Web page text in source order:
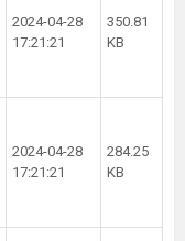
2024-04-28
17:21:21
350.81
KB
2024-04-28
17:21:21
284.25
KB